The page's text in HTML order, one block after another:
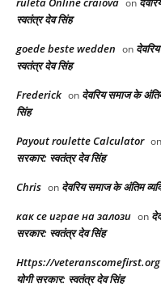
on
स्वतंत्र देव सिंह
goede beste wedden on
स्वतंत्र देव सिंह
Frederick on देवरिय समाज के
सिंह
Payout roulette Calculator on
सरकार: स्वतंत्र देव सिंह
Chris on देवरिय समाज के अंतिम
как се играе на залози on
सरकार: स्वतंत्र देव सिंह
Https://veteranscomefirst.org
योगी सरकार: स्वतंत्र देव सिंह